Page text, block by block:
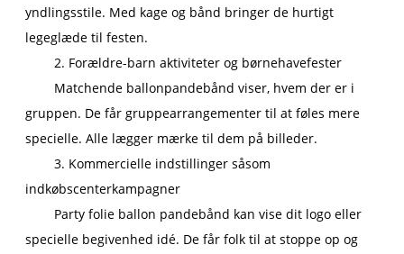
yndlingsstile. Med kage og bånd bringer de hurtigt
legeglæde til festen.
2. Forældre-barn aktiviteter og børnehavefester
Matchende ballonpandebånd viser, hvem der er i
gruppen. De får gruppearrangementer til at føles mere
specielle. Alle lægger mærke til dem på billeder.
3. Kommercielle indstillinger såsom
indkøbscenterkampagner
Party folie ballon pandebånd kan vise dit logo eller
specielle begivenhed idé. De får folk til at stoppe op og